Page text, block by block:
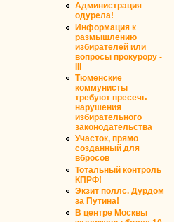
Администрация
одурела!
Информация к
размышлению
избирателей или
вопросы прокурору -
III
Тюменские
коммунисты
требуют пресечь
нарушения
избирательного
законодательства
Участок, прямо
созданный для
вбросов
Тотальный контроль
КПРФ!
Экзит поллс. Дурдом
за Путина!
В центре Москвы